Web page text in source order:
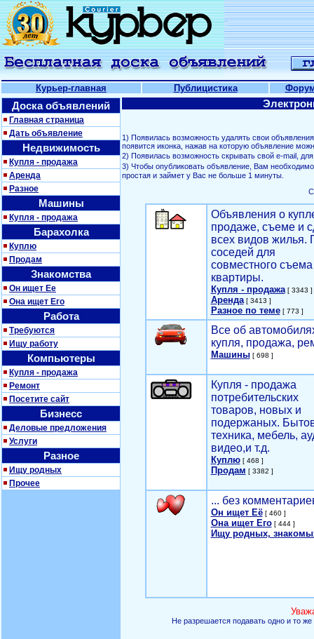
Курьер-главная Публицистика
Доска объявлений
Главная страница
Дать объявление
Недвижимость
Купля - продажа
Аренда
Разное
Машины
Купля - продажа
Барахолка
Куплю
Продам
Знакомства
Он ищет Ее
Она ищет Его
Работа
Требуются
Ищу работу
Компьютеры
Купля - продажа
Ремонт
Посетите сайт
Бизнесс
Деловые предложения
Услуги
Разное
Ищу родных
Прочее
1) Появилась возможность удалять свои
появится иконка, нажав на которую объявление
2) Появилась возможность скрывать свой е-mail,
3) Чтобы опубликовать объявление, Вам
простая и займет у Вас не больше 1 минуты.
Объявления о
продаже, съеме и
всех видов жилья.
соседей для
совместного съема
квартиры.
Купля - продажа[ 3343 ]
Аренда[ 3413 ]
Разное по теме[ 773 ]
Все об
купля, продажа,
Машины[ 698 ]
Купля - продажа
потребительских
товаров, новых и
подержаных.
техника, мебель,
видео,и т.д.
Куплю[ 468 ]
Продам [ 3382 ]
... без
Он ищет Её[ 460 ]
Она ищет Его[ 444 ]
Ищу родных,
Не разрешается подавать одно и то